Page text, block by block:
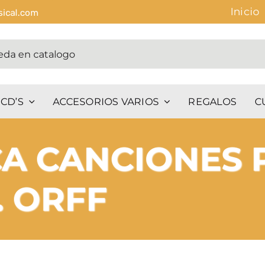
Inicio
ACCESORIOS VARIOS REGALOS
CANCIONES
ORFF